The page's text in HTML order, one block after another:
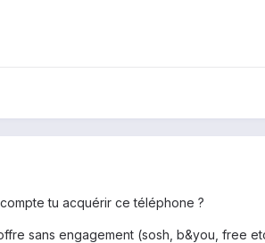
tu acquérir ce téléphone ?
sans engagement (sosh, b&you, free